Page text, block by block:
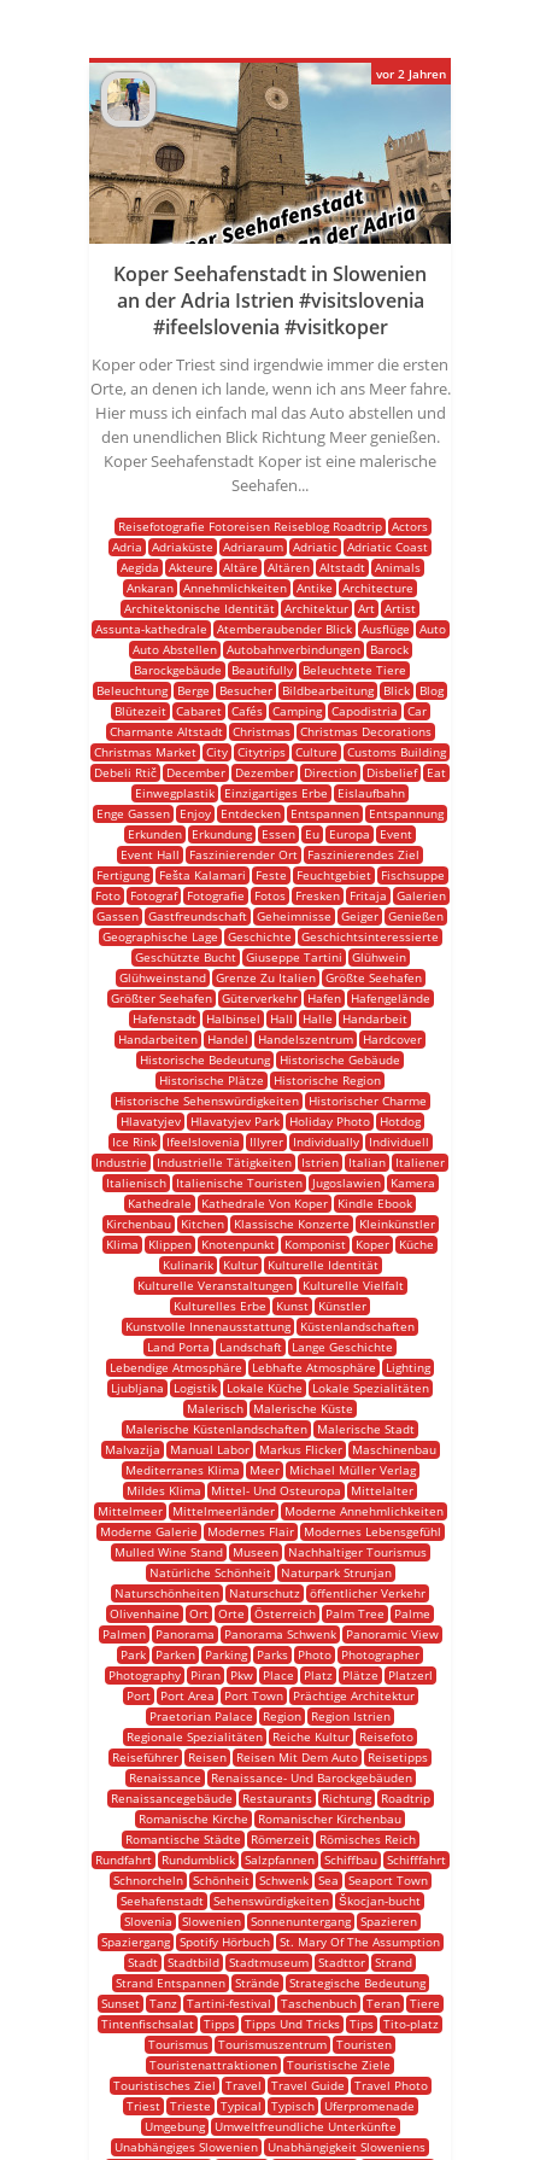
Koper Seehafenstadt in Slowenien
an der Adria Istrien #visitslovenia
#ifeelslovenia #visitkoper
Koper oder Triest sind irgendwie immer die ersten
Orte, an denen ich lande, wenn ich ans Meer fahre.
Hier muss ich einfach mal das Auto abstellen und
den unendlichen Blick Richtung Meer genießen.
Koper Seehafenstadt Koper ist eine malerische
Seehafen...
Reisefotografie Fotoreisen Reiseblog Roadtrip Actors
Adria
Adriaküste Adriaraum Adriatic Adriatic Coast
Aegida
Akteure Altäre Altären Altstadt
Animals
Ankaran Annehmlichkeiten Antike
Architecture
Architektonische Identität Architektur Art Artist
Assunta-kathedrale
Atemberaubender Blick Ausflüge
Auto
Auto Abstellen
Autobahnverbindungen
Barock
Barockgebäude
Beautifully
Beleuchtete Tiere
Beleuchtung
Berge Besucher Bildbearbeitung Blick
Blog
Blütezeit
Cabaret Cafés Camping Capodistria
Car
Charmante Altstadt
Christmas
Christmas Decorations
Christmas Market City Citytrips Culture
Customs Building
Debeli Rtič
December Dezember Direction Disbelief
Eat
Einwegplastik
Einzigartiges Erbe
Eislaufbahn
Enge Gassen
Enjoy Entdecken Entspannen
Entspannung
Erkunden
Erkundung Essen Eu Europa
Event
Event Hall
Faszinierender Ort
Faszinierendes Ziel
Fertigung
Fešta Kalamari Feste Feuchtgebiet
Fischsuppe
Foto
Fotograf Fotografie Fotos Fresken Fritaja
Galerien
Gassen Gastfreundschaft Geheimnisse Geiger Genießen
Geographische Lage
Geschichte
Geschichtsinteressierte
Geschützte Bucht
Giuseppe Tartini
Glühwein
Glühweinstand
Grenze Zu Italien
Größte Seehafen
Größter Seehafen
Güterverkehr Hafen
Hafengelände
Hafenstadt
Halbinsel Hall Halle
Handarbeit
Handarbeiten
Handel Handelszentrum
Hardcover
Historische Bedeutung
Historische Gebäude
Historische Plätze
Historische Region
Historische Sehenswürdigkeiten
Historischer Charme
Hlavatyjev
Hlavatyjev Park Holiday Photo
Hotdog
Ice Rink
Ifeelslovenia Illyrer Individually
Individuell
Industrie
Industrielle Tätigkeiten Istrien Italian
Italiener
Italienisch
Italienische Touristen Jugoslawien
Kamera
Kathedrale
Kathedrale Von Koper
Kindle Ebook
Kirchenbau
Kitchen Klassische Konzerte
Kleinkünstler
Klima
Klippen Knotenpunkt Komponist Koper
Küche
Kulinarik
Kultur
Kulturelle Identität
Kulturelle Veranstaltungen
Kulturelle Vielfalt
Kulturelles Erbe
Kunst
Künstler
Kunstvolle Innenausstattung
Küstenlandschaften
Land Porta
Landschaft
Lange Geschichte
Lebendige Atmosphäre
Lebhafte Atmosphäre
Lighting
Ljubljana
Logistik Lokale Küche
Lokale Spezialitäten
Malerisch
Malerische Küste
Malerische Küstenlandschaften
Malerische Stadt
Malvazija
Manual Labor Markus Flicker
Maschinenbau
Mediterranes Klima
Meer
Michael Müller Verlag
Mildes Klima
Mittel- Und Osteuropa
Mittelalter
Mittelmeer
Mittelmeerländer
Moderne Annehmlichkeiten
Moderne Galerie
Modernes Flair
Modernes Lebensgefühl
Mulled Wine Stand
Museen
Nachhaltiger Tourismus
Natürliche Schönheit
Naturpark Strunjan
Naturschönheiten
Naturschutz öffentlicher Verkehr
Olivenhaine
Ort Orte Österreich Palm Tree
Palme
Palmen
Panorama Panorama Schwenk
Panoramic View
Park
Parken Parking Parks Photo
Photographer
Photography
Piran Pkw Place Platz Plätze
Platzerl
Port
Port Area Port Town
Prächtige Architektur
Praetorian Palace
Region
Region Istrien
Regionale Spezialitäten
Reiche Kultur
Reisefoto
Reiseführer
Reisen Reisen Mit Dem Auto
Reisetipps
Renaissance
Renaissance- Und Barockgebäuden
Renaissancegebäude
Restaurants Richtung
Roadtrip
Romanische Kirche
Romanischer Kirchenbau
Romantische Städte
Römerzeit
Römisches Reich
Rundfahrt
Rundumblick Salzpfannen Schiffbau
Schifffahrt
Schnorcheln
Schönheit Schwenk Sea
Seaport Town
Seehafenstadt
Sehenswürdigkeiten
Škocjan-bucht
Slovenia
Slowenien Sonnenuntergang
Spazieren
Spaziergang
Spotify Hörbuch
St. Mary Of The Assumption
Stadt Stadtbild Stadtmuseum Stadttor Strand
Strand Entspannen
Strände
Strategische Bedeutung
Sunset
Tanz Tartini-festival Taschenbuch Teran
Tiere
Tintenfischsalat Tipps Tipps Und Tricks Tips Tito-platz
Tourismus Tourismuszentrum Touristen
Touristenattraktionen Touristische Ziele
Touristisches Ziel
Travel Travel Guide
Travel Photo
Triest
Trieste Typical Typisch
Uferpromenade
Umgebung
Umweltfreundliche Unterkünfte
Unabhängiges Slowenien
Unabhängigkeit Sloweniens
vor 2 Jahren